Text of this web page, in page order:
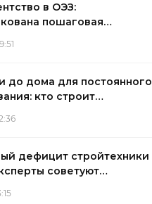
в ОЭЗ:
пошаговая
льгот для инвесторов
до дома для постоянного
кто строит
регионе
дефицит стройтехники
советуют